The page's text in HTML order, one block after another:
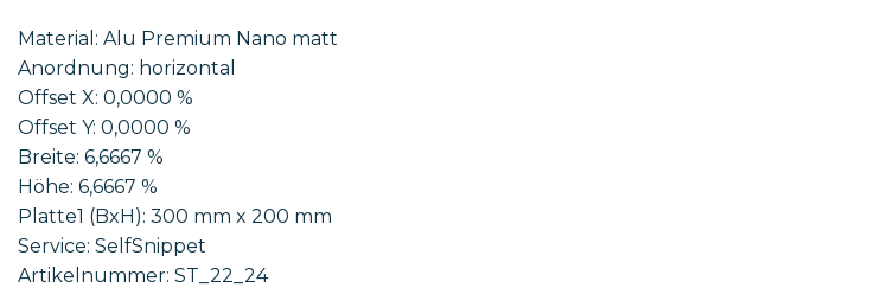
Material: Alu Premium Nano matt
Anordnung: horizontal
Offset X: 0,0000 %
Offset Y: 0,0000 %
Breite: 6,6667 %
Höhe: 6,6667 %
Platte1 (BxH): 300 mm x 200 mm
Service: SelfSnippet
Artikelnummer: ST_22_24